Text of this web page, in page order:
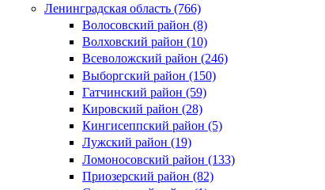
Ленинградская область (766)
Волосовский район (8)
Волховский район (10)
Всеволожский район (246)
Выборгский район (150)
Гатчинский район (59)
Кировский район (28)
Кингисеппский район (5)
Лужский район (19)
Ломоносовский район (133)
Приозерский район (82)